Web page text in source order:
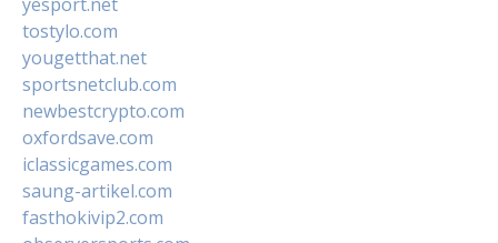
tostylo.com
yougetthat.net
sportsnetclub.com
newbestcrypto.com
oxfordsave.com
iclassicgames.com
saung-artikel.com
fasthokivip2.com